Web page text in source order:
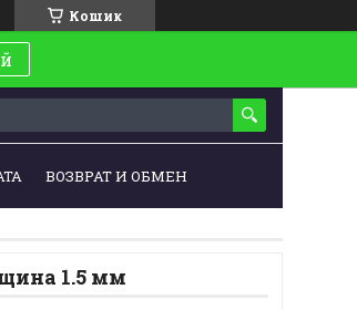
Кошик
ВОЗВРАТ И ОБМЕН
1.5 мм